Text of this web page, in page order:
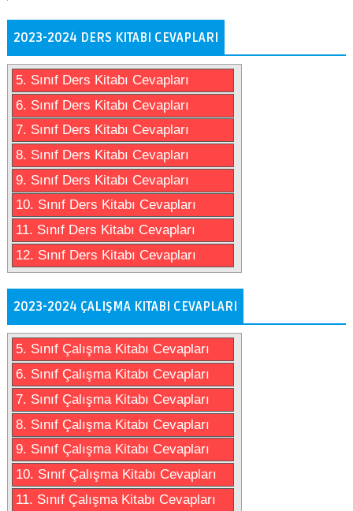
2023-2024 DERS KITABI CEVAPLARI
5. Sınıf Ders Kitabı Cevapları
6. Sınıf Ders Kitabı Cevapları
7. Sınıf Ders Kitabı Cevapları
8. Sınıf Ders Kitabı Cevapları
9. Sınıf Ders Kitabı Cevapları
10. Sınıf Ders Kitabı Cevapları
11. Sınıf Ders Kitabı Cevapları
12. Sınıf Ders Kitabı Cevapları
2023-2024 ÇALIŞMA KITABI CEVAPLARI
5. Sınıf Çalışma Kitabı Cevapları
6. Sınıf Çalışma Kitabı Cevapları
7. Sınıf Çalışma Kitabı Cevapları
8. Sınıf Çalışma Kitabı Cevapları
9. Sınıf Çalışma Kitabı Cevapları
10. Sınıf Çalışma Kitabı Cevapları
11. Sınıf Çalışma Kitabı Cevapları